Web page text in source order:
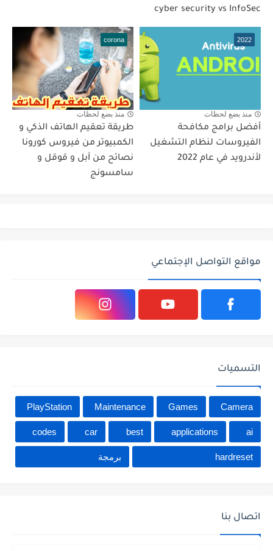
cyber security vs InfoSec
2022
منذ بضع لحظات
أفضل برامج مكافحة
الفيروسات لنظام التشغيل
لأندرويد في عام 2022
corona
منذ بضع لحظات
طريقة تعقيم الهاتف الذكي و
الكمبيوتر من فيروس كورونا
نصائح من آبل و قوقل و
سامسونج
مواقع التواصل الإجتماعي
التسميات
Camera
Games
Maintenance
PlayStation
ai
applications
best
car
codes
hardreset برمجة
اتصال بنا